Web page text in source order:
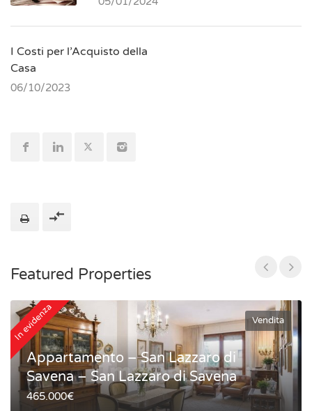
I Costi per l’Acquisto della
Casa
06/10/2023
Featured Properties
In evidenza Vendita
Appartamento – San Lazzaro di
Savena – San Lazzaro di Savena
465.000€